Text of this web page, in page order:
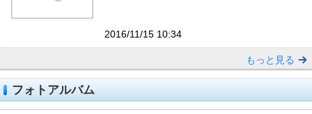
2016/11/15 10:34
もっと見る
フォトアルバム